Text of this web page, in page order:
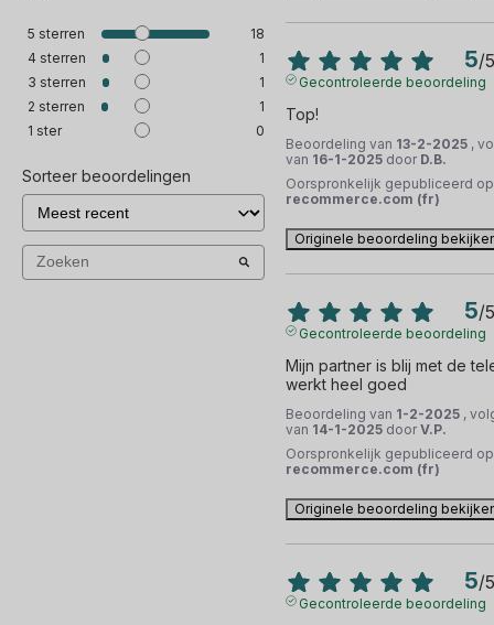
5 sterren
18
4 sterren
1
3 sterren
1
2 sterren
1
1 ster 0
Sorteer beoordelingen
5/5
Gecontroleerde beoordeling
Top!
Beoordeling van 13-2-2025 ,
van 16-1-2025 door D.B.
Oorspronkelijk gepubliceerd op
recommerce.com (fr)
Originele beoordeling
5/5
Gecontroleerde beoordeling
Mijn partner is blij met de
werkt heel goed
Beoordeling van 1-2-2025 ,
van 14-1-2025 door V.P.
Oorspronkelijk gepubliceerd op
recommerce.com (fr)
Originele beoordeling
5/5
Gecontroleerde beoordeling